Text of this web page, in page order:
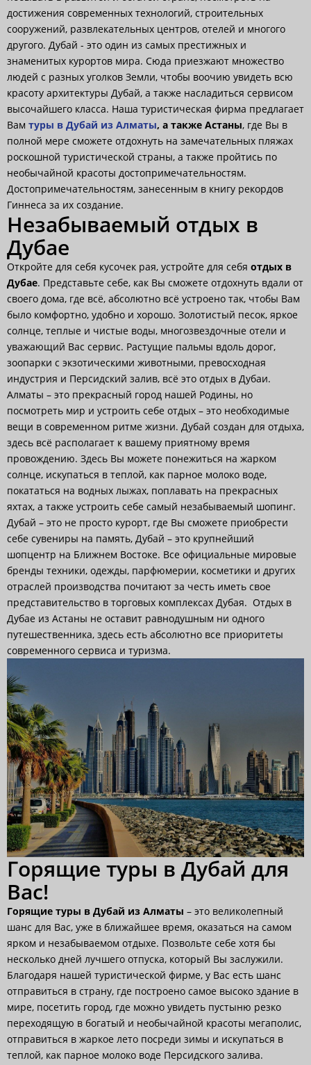
достижения современных технологий, строительных
сооружений, развлекательных центров, отелей и многого
другого. Дубай - это один из самых престижных и
знаменитых курортов мира. Сюда приезжают множество
людей с разных уголков Земли, чтобы воочию увидеть всю
красоту архитектуры Дубай, а также насладиться сервисом
высочайшего класса. Наша туристическая фирма предлагает
Вам туры в Дубай из Алматы, а также Астаны, где Вы в
полной мере сможете отдохнуть на замечательных пляжах
роскошной туристической страны, а также пройтись по
необычайной красоты достопримечательностям.
Достопримечательностям, занесенным в книгу рекордов
Гиннеса за их создание.
Незабываемый отдых в
Дубае
Откройте для себя кусочек рая, устройте для себя отдых в
Дубае. Представьте себе, как Вы сможете отдохнуть вдали от
своего дома, где всё, абсолютно всё устроено так, чтобы Вам
было комфортно, удобно и хорошо. Золотистый песок, яркое
солнце, теплые и чистые воды, многозвездочные отели и
уважающий Вас сервис. Растущие пальмы вдоль дорог,
зоопарки с экзотическими животными, превосходная
индустрия и Персидский залив, всё это отдых в Дубаи.
Алматы – это прекрасный город нашей Родины, но
посмотреть мир и устроить себе отдых – это необходимые
вещи в современном ритме жизни. Дубай создан для отдыха,
здесь всё располагает к вашему приятному время
провождению. Здесь Вы можете понежиться на жарком
солнце, искупаться в теплой, как парное молоко воде,
покататься на водных лыжах, поплавать на прекрасных
яхтах, а также устроить себе самый незабываемый шопинг.
Дубай – это не просто курорт, где Вы сможете приобрести
себе сувениры на память, Дубай – это крупнейший
шопцентр на Ближнем Востоке. Все официальные мировые
бренды техники, одежды, парфюмерии, косметики и других
отраслей производства почитают за честь иметь свое
представительство в торговых комплексах Дубая. Отдых в
Дубае из Астаны не оставит равнодушным ни одного
путешественника, здесь есть абсолютно все приоритеты
современного сервиса и туризма.
Горящие туры в Дубай для
Вас!
Горящие туры в Дубай из Алматы – это великолепный
шанс для Вас, уже в ближайшее время, оказаться на самом
ярком и незабываемом отдыхе. Позвольте себе хотя бы
несколько дней лучшего отпуска, который Вы заслужили.
Благодаря нашей туристической фирме, у Вас есть шанс
отправиться в страну, где построено самое высоко здание в
мире, посетить город, где можно увидеть пустыню резко
переходящую в богатый и необычайной красоты мегаполис,
отправиться в жаркое лето посреди зимы и искупаться в
теплой, как парное молоко воде Персидского залива.